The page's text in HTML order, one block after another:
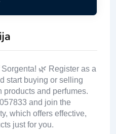
🌿 Register as a
start buying or selling
products and perfumes.
and join the
which offers effective,
just for you.